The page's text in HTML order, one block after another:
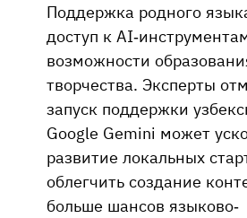
Поддержка родного
доступ к AI-
возможности
творчества. Эксперты
запуск поддержки
Google Gemini может
развитие локальных
облегчить создание
больше шансов языково-